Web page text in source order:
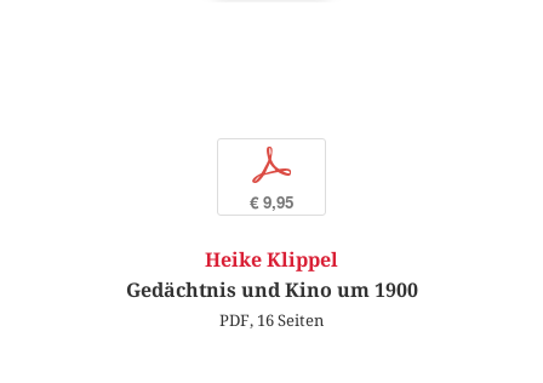
p
€ 9,95
Heike Klippel
Gedächtnis und Kino um 1900
PDF, 16 Seiten